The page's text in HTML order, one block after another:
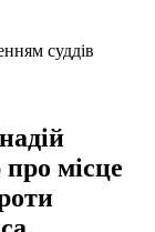
місце